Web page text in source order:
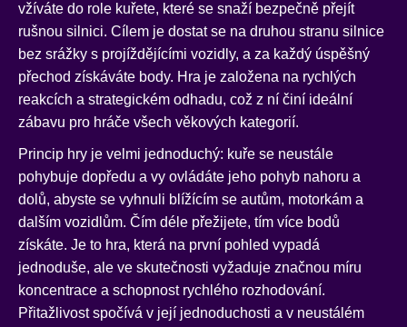
vžíváte do role kuřete, které se snaží bezpečně přejít
rušnou silnici. Cílem je dostat se na druhou stranu silnice
bez srážky s projíždějícími vozidly, a za každý úspěšný
přechod získáváte body. Hra je založena na rychlých
reakcích a strategickém odhadu, což z ní činí ideální
zábavu pro hráče všech věkových kategorií.
Princip hry je velmi jednoduchý: kuře se neustále
pohybuje dopředu a vy ovládáte jeho pohyb nahoru a
dolů, abyste se vyhnuli blížícím se autům, motorkám a
dalším vozidlům. Čím déle přežijete, tím více bodů
získáte. Je to hra, která na první pohled vypadá
jednoduše, ale ve skutečnosti vyžaduje značnou míru
koncentrace a schopnost rychlého rozhodování.
Přitažlivost spočívá v její jednoduchosti a v neustálém